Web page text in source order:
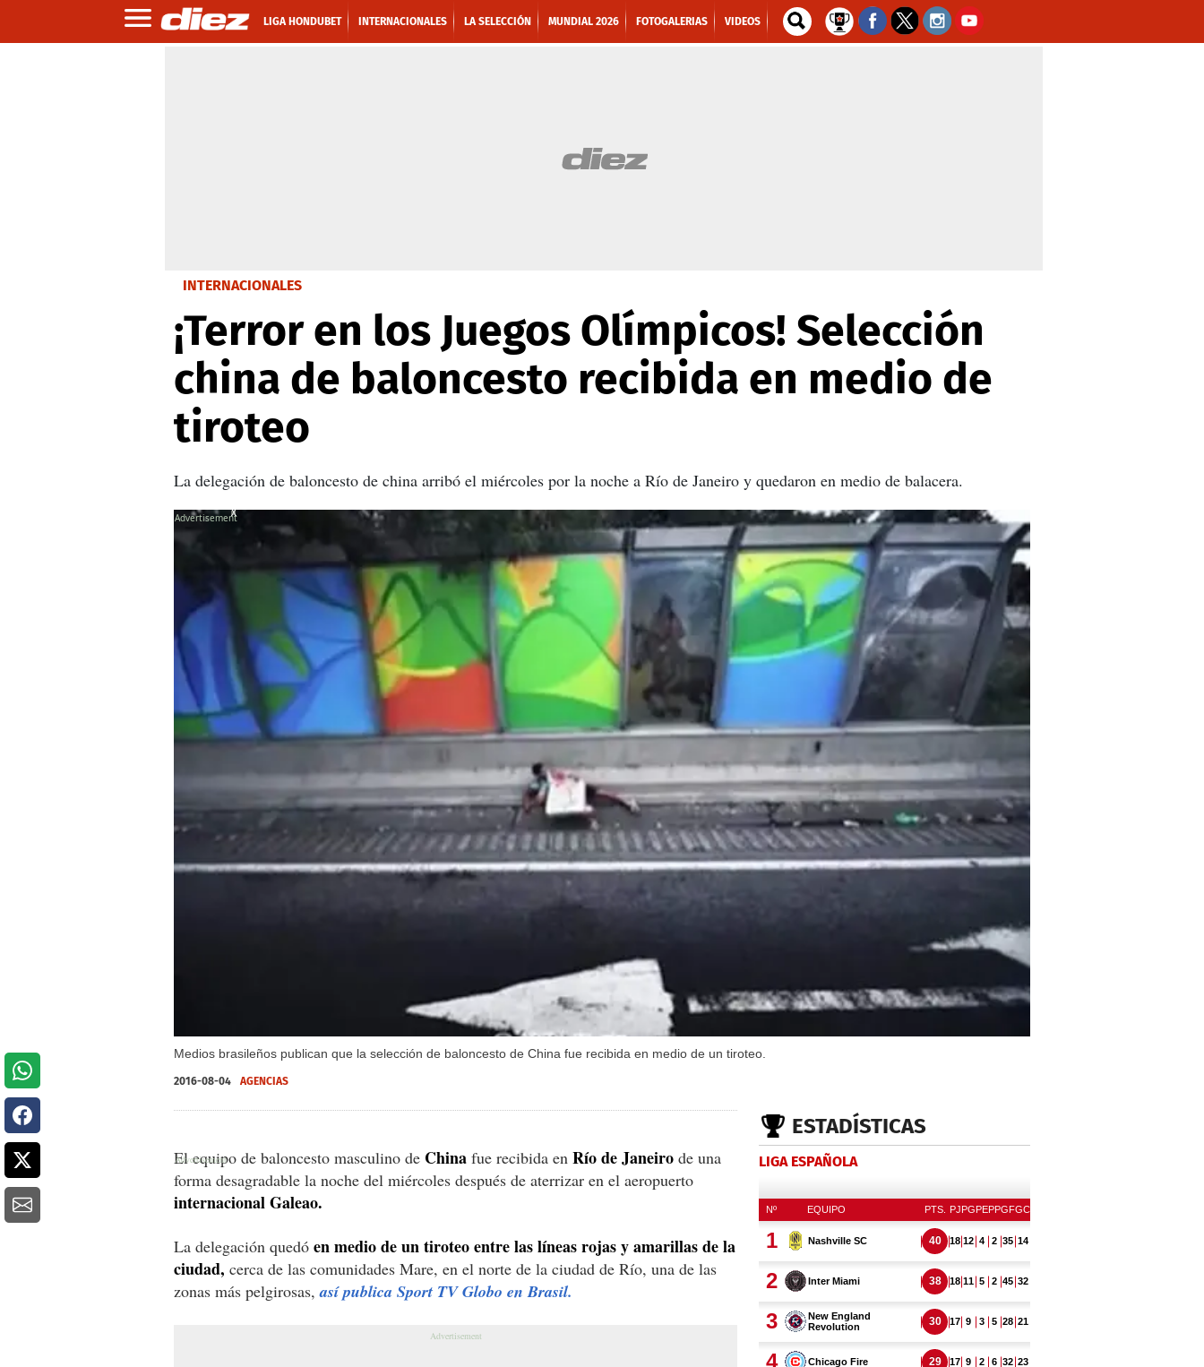
LIGA HONDUBET INTERNACIONALES LA SELECCIÓN MUNDIAL 2026 FOTOGALERIAS VIDEOS
INTERNACIONALES
¡Terror en los Juegos Olímpicos! Selección
china de baloncesto recibida en medio de
tiroteo
La delegación de baloncesto de china arribó el miércoles por la noche a Río de Janeiro y quedaron en medio de balacera.
Medios brasileños publican que la selección de baloncesto de China fue recibida en medio de un tiroteo.
X
X
2016-08-04 AGENCIAS
El equipo de baloncesto masculino de China fue recibida en Río de Janeiro de una
forma desagradable la noche del miércoles después de aterrizar en el aeropuerto
internacional Galeao.
La delegación quedó en medio de un tiroteo entre las líneas rojas y amarillas de la
ciudad, cerca de las comunidades Mare, en el norte de la ciudad de Río, una de las
zonas más pelgirosas,así publica Sport TV Globo en Brasil.
ESTADÍSTICAS
LIGA ESPAÑOLA